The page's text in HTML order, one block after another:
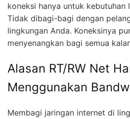
koneksi hanya untuk kebutuhan
Tidak dibagi-bagi dengan
lingkungan Anda. Koneksinya
menyenangkan bagi semua
Alasan RT/RW Net
Menggunakan
Membagi jaringan internet di